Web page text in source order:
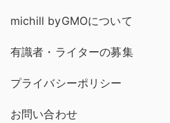
michill byGMOについて
有識者・ライターの募集
プライバシーポリシー
お問い合わせ